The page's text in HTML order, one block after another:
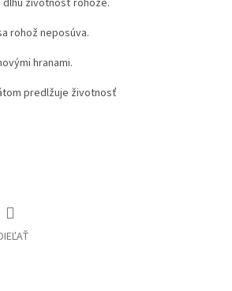
životnosť rohože.
rohož neposúva.
hranami.
predlžuje životnosť